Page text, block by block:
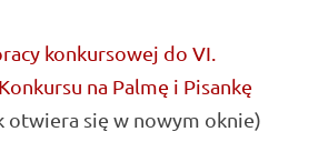
konkursowej do VI.
na Palmę i Pisankę
otwiera się w nowym oknie)